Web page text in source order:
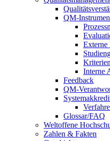
QM-
Externe
Interne
Feedback
QM-
Glossar/FAQ
Weltoffene
Zahlen & Fakten